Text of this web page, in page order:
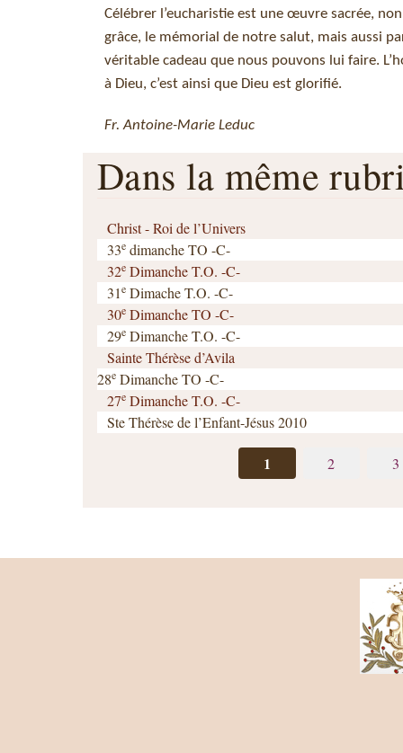
Célébrer l’eucharistie est une œuvre sacrée,
grâce, le mémorial de notre salut, mais aussi
véritable cadeau que nous pouvons lui faire.
à Dieu, c’est ainsi que Dieu est glorifié.
Fr. Antoine-Marie Leduc
Dans la même
Christ - Roi de l’Univers
33e dimanche TO -C-
32e Dimanche T.O. -C-
31e Dimache T.O. -C-
30e Dimanche TO -C-
29e Dimanche T.O. -C-
Sainte Thérèse d’Avila
28e Dimanche TO -C-
27e Dimanche T.O. -C-
Ste Thérèse de l’Enfant-Jésus 2010
1 2 3